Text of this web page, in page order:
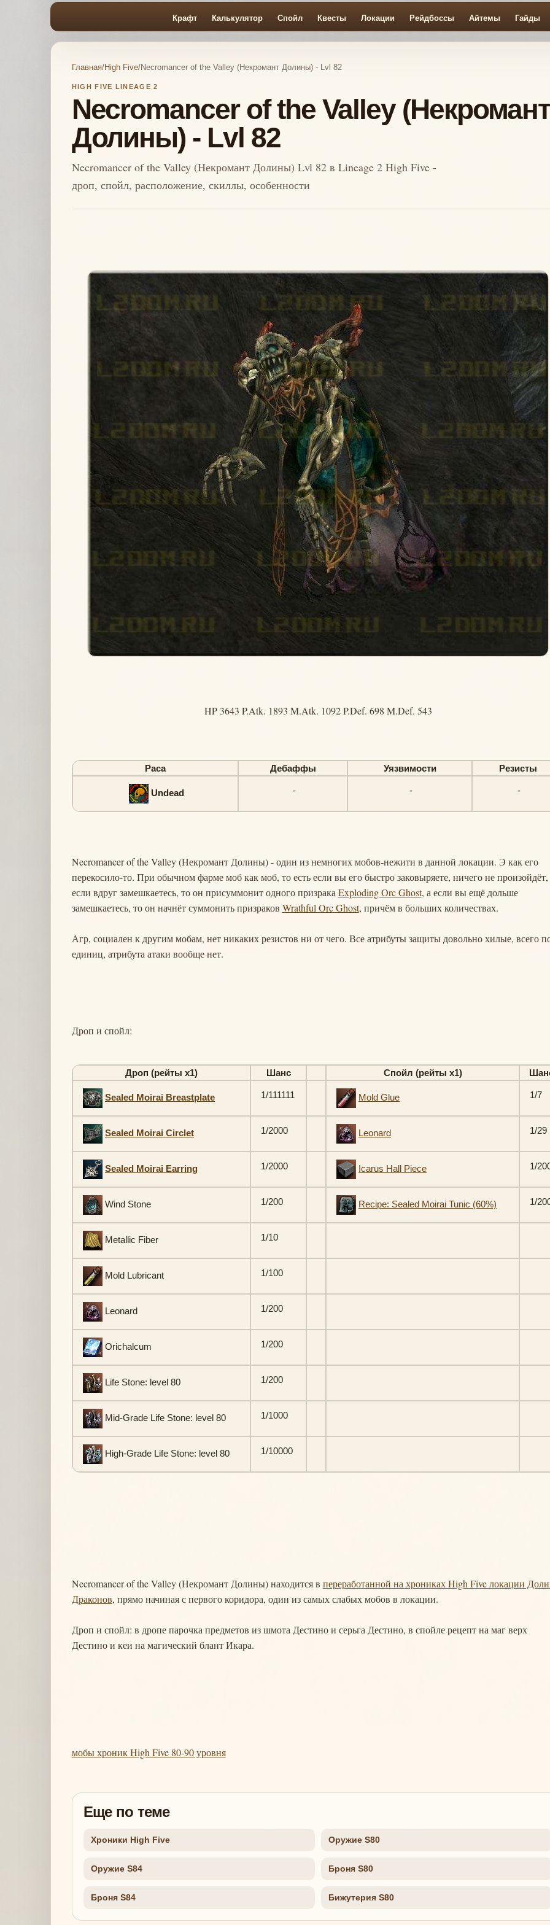
Крафт Калькулятор Спойл Квесты Локации Рейдбоссы Айтемы Гайды
Главная/High Five/Necromancer of the Valley (Некромант Долины) - Lvl 82
HIGH FIVE LINEAGE 2
Necromancer of the Valley (Некромант
Долины) - Lvl 82
Necromancer of the Valley (Некромант Долины) Lvl 82 в Lineage 2 High Five -
дроп, спойл, расположение, скиллы, особенности
HP 3643 P.Atk. 1893 M.Atk. 1092 P.Def. 698 M.Def. 543
Раса Дебаффы Уязвимости Резисты
Undead - - -
Necromancer of the Valley (Некромант Долины) - один из немногих мобов-нежити в данной локации. Э как его
перекосило-то. При обычном фарме моб как моб, то есть если вы его быстро заковыряете, ничего не произойдёт,
если вдруг замешкаетесь, то он присуммонит одного призрака Exploding Orc Ghost, а если вы ещё дольше
замешкаетесь, то он начнёт суммонить призраков Wrathful Orc Ghost, причём в больших количествах.
Агр, социален к другим мобам, нет никаких резистов ни от чего. Все атрибуты защиты довольно хилые, всего
единиц, атрибута атаки вообще нет.
Дроп и спойл:
Дроп (рейты х1) Шанс Спойл (рейты х1)
Sealed Moirai Breastplate 1/111111 Mold Glue 1/7
Sealed Moirai Circlet 1/2000 Leonard 1/29
Sealed Moirai Earring 1/2000 Icarus Hall Piece 1/
Wind Stone 1/200 Recipe: Sealed Moirai Tunic (60%) 1/
Metallic Fiber 1/10
Mold Lubricant 1/100
Leonard 1/200
Orichalcum 1/200
Life Stone: level 80 1/200
Mid-Grade Life Stone: level 80 1/1000
High-Grade Life Stone: level 80 1/10000
Necromancer of the Valley (Некромант Долины) находится в переработанной на хрониках High Five локации
Драконов, прямо начиная с первого коридора, один из самых слабых мобов в локации.
Дроп и спойл: в дропе парочка предметов из шмота Дестино и серьга Дестино, в спойле рецепт на маг верх
Дестино и кеи на магический блант Икара.
мобы хроник High Five 80-90 уровня
Еще по теме
Хроники High Five Оружие S80
Оружие S84 Броня S80
Броня S84 Бижутерия S80